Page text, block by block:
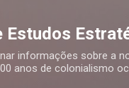
Estudos
informações sobre a
anos de colonialismo